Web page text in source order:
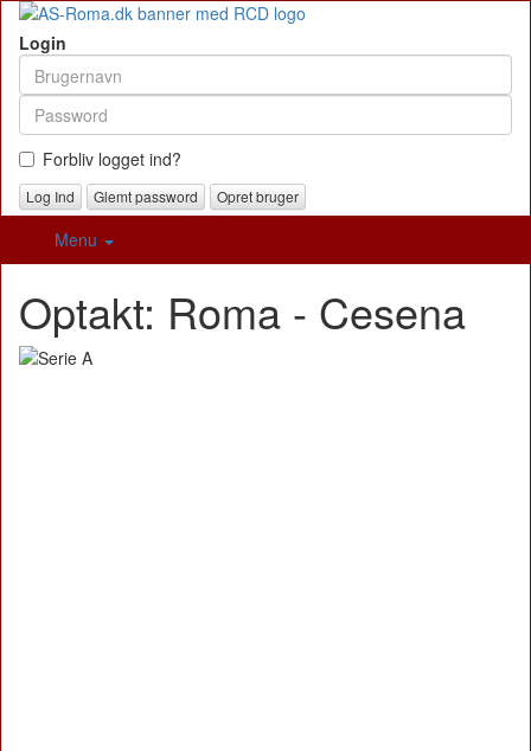
Login
Forbliv logget ind?
Glemt password Opret bruger
Menu
Optakt: Roma - Cesena